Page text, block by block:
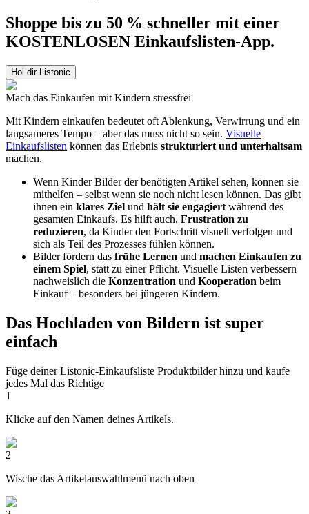
Shoppe bis zu 50 % schneller mit einer
KOSTENLOSEN Einkaufslisten-App.
Hol dir Listonic
Mach das Einkaufen mit Kindern stressfrei
Mit Kindern einkaufen bedeutet oft Ablenkung, Verwirrung und ein
langsameres Tempo – aber das muss nicht so sein. Visuelle
Einkaufslisten können das Erlebnis strukturiert und unterhaltsam
machen.
Wenn Kinder Bilder der benötigten Artikel sehen, können sie
mithelfen – selbst wenn sie noch nicht lesen können. Das gibt
ihnen ein klares Ziel und hält sie engagiert während des
gesamten Einkaufs. Es hilft auch, Frustration zu
reduzieren, da Kinder den Fortschritt visuell verfolgen und
sich als Teil des Prozesses fühlen können.
Bilder fördern das frühe Lernen und machen Einkaufen zu
einem Spiel, statt zu einer Pflicht. Visuelle Listen verbessern
nachweislich die Konzentration und Kooperation beim
Einkauf – besonders bei jüngeren Kindern.
Das Hochladen von Bildern ist super
einfach
Füge deiner Listonic-Einkaufsliste Produktbilder hinzu und kaufe
jedes Mal das Richtige
1
Klicke auf den Namen deines Artikels.
2
Wische das Artikelauswahlmenü nach oben